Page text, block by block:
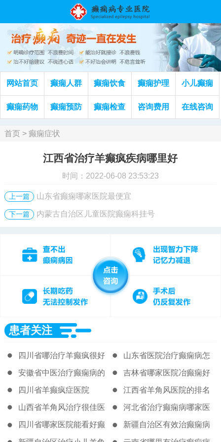
网站首页 癫痫人群 癫痫饮食 癫痫护理 小儿癫痫
癫痫药物 癫痫预防 癫痫检查 咨询费用 在线咨询
首页> 癫痫症状
江西省治疗羊癫疯疾病哪里好
时间：2022-06-08 23:53:23
上一篇 山东省癫痫哪家医院最便宜
下一篇 内蒙古自治区儿童医院癫痫科挂号
患者关注
四川省哪治疗羊癫疯很好 山东省医院治疗癫痫病怎
么样
安徽省中医治疗癫痫病的
好医院
吉林省哪家医院冶癫痫好
四川省羊癫疯症医院 江西省羊角风医院的排名
山西省羊角风治疗很佳医
院
河北省治疗癫痫病哪家医
院很好
四川省哪家医院能看好癫 新疆自治区有效治癫痫病